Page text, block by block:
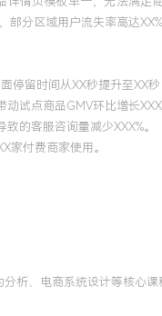
部分区域用户流失率高达
停留时间从XX秒提升至XX
动试点商品GMV环比增长
的客服咨询量减少XXX%。
家付费商家使用。
分析、电商系统设计等核